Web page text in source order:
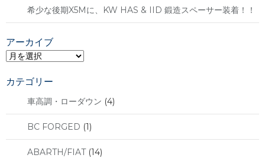
希少な後期X5Mに、KW HAS & IID 鍛造スペーサー装着！！
アーカイブ
ア
カ
カテゴリー
車高調・ローダウン (4)
BC FORGED (1)
ABARTH/FIAT(14)